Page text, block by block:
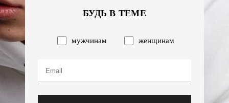
БУДЬ В ТЕМЕ
мужчинам женщинам